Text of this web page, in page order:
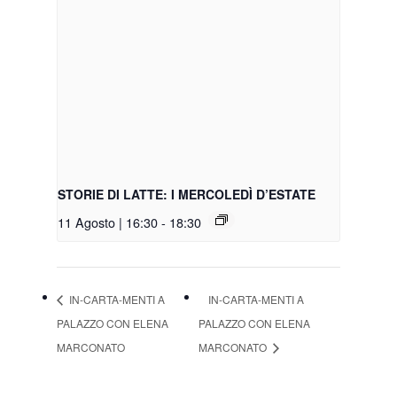
STORIE DI LATTE: I MERCOLEDÌ D’ESTATE
11 Agosto | 16:30- 18:30
IN-CARTA-MENTI A
PALAZZO CON ELENA
MARCONATO
IN-CARTA-MENTI A
PALAZZO CON ELENA
MARCONATO